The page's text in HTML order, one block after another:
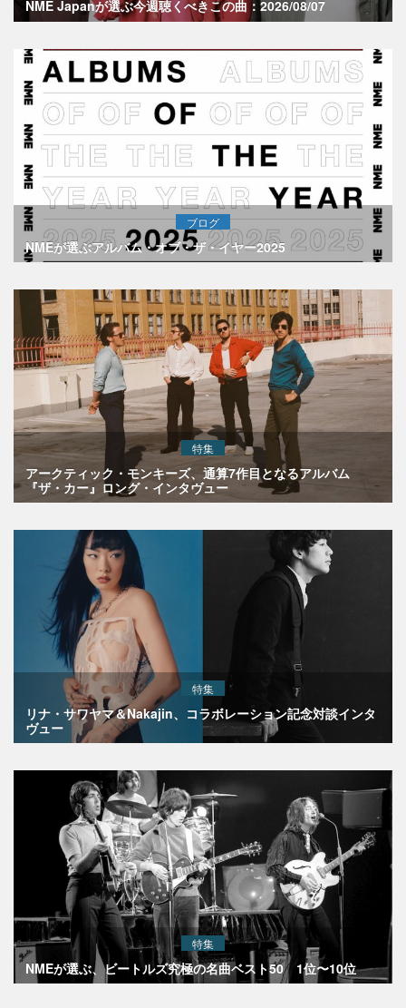
NME Japanが選ぶ今週聴くべきこの曲：2026/08/07
ブログ
NMEが選ぶアルバム・オブ・ザ・イヤー2025
特集
アークティック・モンキーズ、通算7作目となるアルバム
『ザ・カー』ロング・インタヴュー
特集
リナ・サワヤマ＆Nakajin、コラボレーション記念対談インタ
ヴュー
特集
NMEが選ぶ、ビートルズ究極の名曲ベスト50 1位〜10位